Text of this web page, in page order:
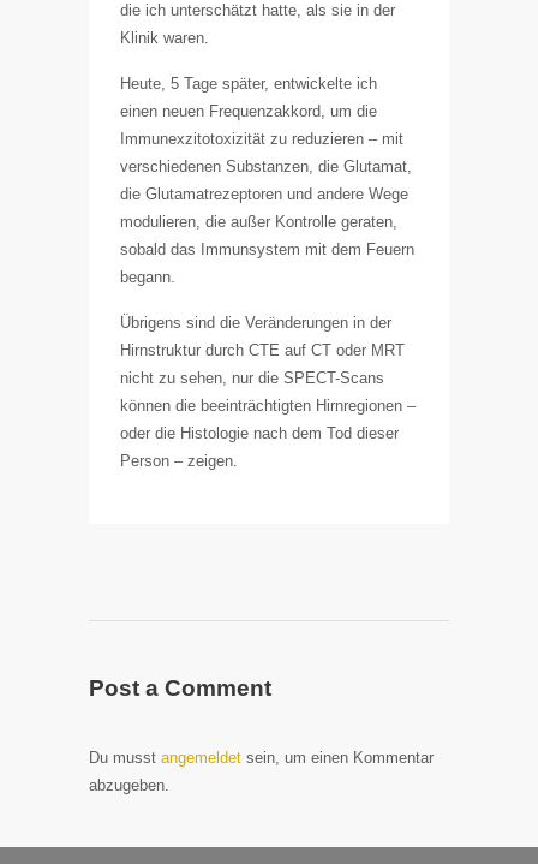
die ich unterschätzt hatte, als sie in der
Klinik waren.
Heute, 5 Tage später, entwickelte ich
einen neuen Frequenzakkord, um die
Immunexzitotoxizität zu reduzieren – mit
verschiedenen Substanzen, die Glutamat,
die Glutamatrezeptoren und andere Wege
modulieren, die außer Kontrolle geraten,
sobald das Immunsystem mit dem Feuern
begann.
Übrigens sind die Veränderungen in der
Hirnstruktur durch CTE auf CT oder MRT
nicht zu sehen, nur die SPECT-Scans
können die beeinträchtigten Hirnregionen –
oder die Histologie nach dem Tod dieser
Person – zeigen.
Post a Comment
Du musst angemeldet sein, um einen Kommentar
abzugeben.